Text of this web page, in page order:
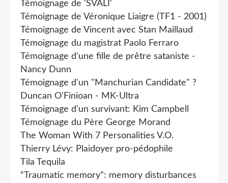
Témoignage de 'SVALI'
Témoignage de Véronique Liaigre (TF1 - 2001)
Témoignage de Vincent avec Stan Maillaud
Témoignage du magistrat Paolo Ferraro
Témoignage d'une fille de prêtre sataniste -
Nancy Dunn
Témoignage d'un "Manchurian Candidate" ?
Duncan O'Finioan - MK-Ultra
Témoignage d'un survivant: Kim Campbell
Témoignage du Père George Morand
The Woman With 7 Personalities V.O.
Thierry Lévy: Plaidoyer pro-pédophile
Tila Tequila
“Traumatic memory”: memory disturbances